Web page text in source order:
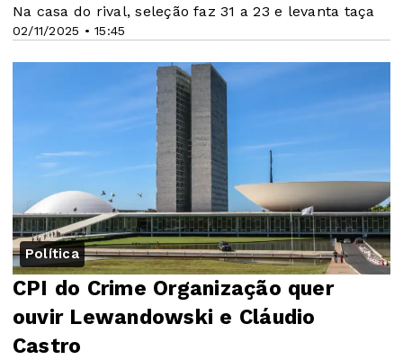
02/11/2025 • 15:45
Na casa do rival, seleção faz 31 a 23 e levanta taça
Política
CPI do Crime Organização quer
ouvir Lewandowski e Cláudio
Castro